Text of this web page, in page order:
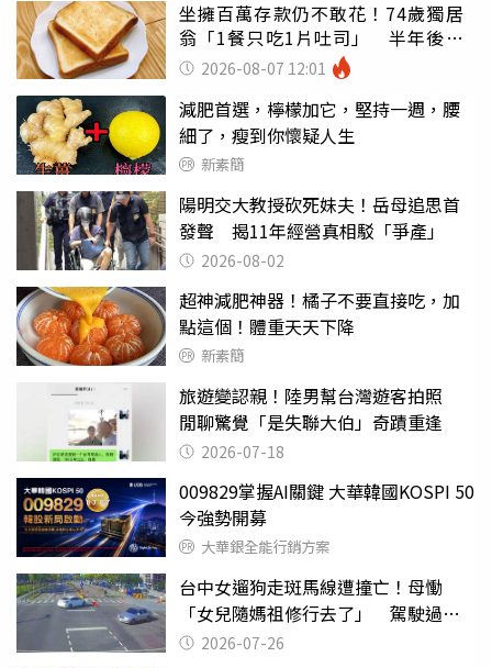
坐擁百萬存款仍不敢花！74歲獨居
翁「1餐只吃1片吐司」 半年後暴
瘦嚇壞女兒
2026-08-07 12:01
減肥首選，檸檬加它，堅持一週，腰
細了，瘦到你懷疑人生
新素簡
陽明交大教授砍死妹夫！岳母追思首
發聲 揭11年經營真相駁「爭產」
2026-08-02
超神減肥神器！橘子不要直接吃，加
點這個！體重天天下降
新素簡
旅遊變認親！陸男幫台灣遊客拍照
閒聊驚覺「是失聯大伯」奇蹟重逢
2026-07-18
009829掌握AI關鍵 大華韓國KOSPI 50
今強勢開募
大華銀全能行銷方案
台中女遛狗走斑馬線遭撞亡！母慟
「女兒隨媽祖修行去了」 駕駛過失
致死判9月
2026-07-26